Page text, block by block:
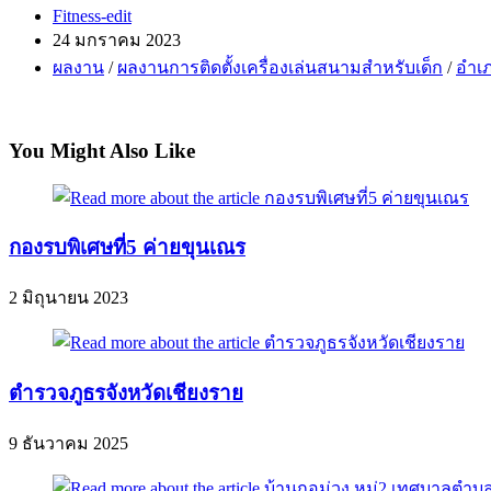
Post
author:
Fitness-edit
Post
24 มกราคม 2023
Post
category:
ผลงาน / ผลงานการติดตั้งเครื่องเล่นสนามสำหรับเด็ก / อำเ
You Might Also Like
กองรบพิเศษที่5 ค่ายขุนเณร
2 มิถุนายน 2023
ตำรวจภูธรจังหวัดเชียงราย
9 ธันวาคม 2025